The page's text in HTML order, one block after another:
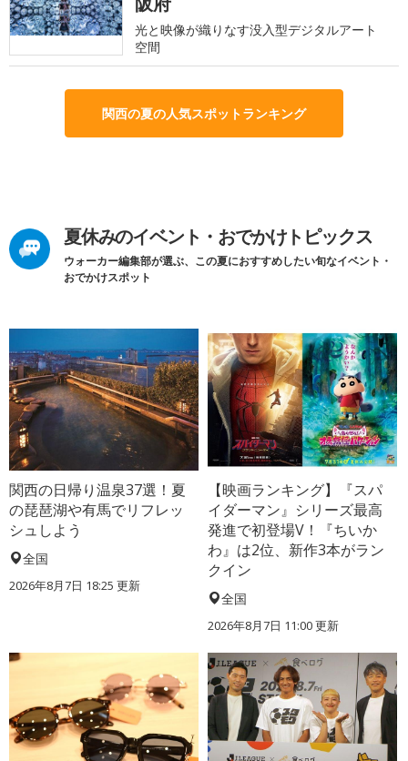
光と映像が織りなす没入型デジタルアート
空間
関西の夏の人気スポットランキング
夏休みのイベント・おでかけトピックス
ウォーカー編集部が選ぶ、この夏におすすめしたい旬なイベント・
おでかけスポット
関西の日帰り温泉37選！夏
の琵琶湖や有馬でリフレッ
シュしよう
全国
2026年8月7日 18:25 更新
【映画ランキング】『スパ
イダーマン』シリーズ最高
発進で初登場V！『ちいか
わ』は2位、新作3本がラン
クイン
全国
2026年8月7日 11:00更新